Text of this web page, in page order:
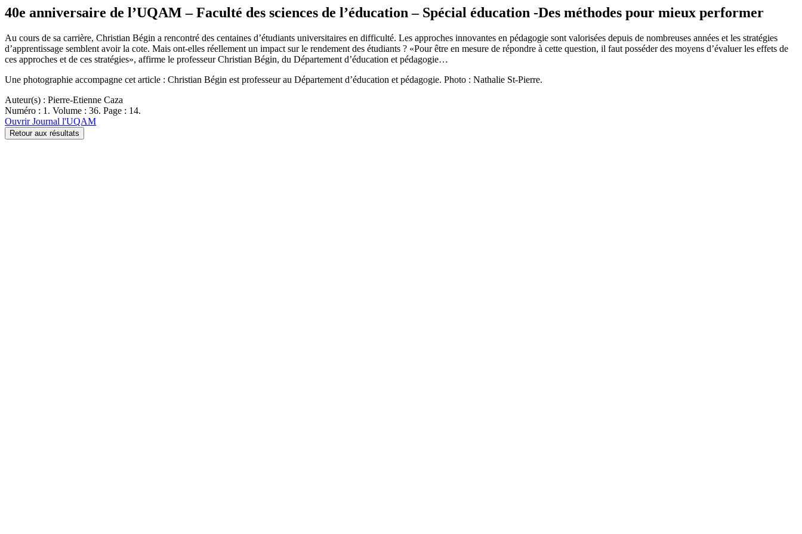
40e anniversaire de l’UQAM – Faculté des sciences de l’éducation – Spécial éducation -Des méthodes pour mieux performer
Au cours de sa carrière, Christian Bégin a rencontré des centaines d’étudiants universitaires en difficulté. Les approches innovantes en pédagogie sont valorisées depuis de nombreuses années et les stratégies
d’apprentissage semblent avoir la cote. Mais ont-elles réellement un impact sur le rendement des étudiants ? «Pour être en mesure de répondre à cette question, il faut posséder des moyens d’évaluer les effets de
ces approches et de ces stratégies», affirme le professeur Christian Bégin, du Département d’éducation et pédagogie…
Une photographie accompagne cet article : Christian Bégin est professeur au Département d’éducation et pédagogie. Photo : Nathalie St-Pierre.
Auteur(s) : Pierre-Etienne Caza
Numéro : 1. Volume : 36. Page : 14.
Ouvrir Journal l'UQAM
Retour aux résultats